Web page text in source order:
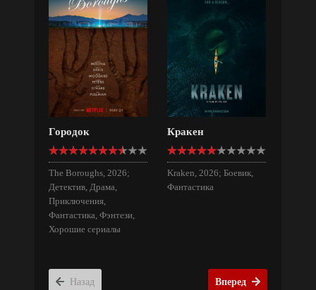
Городок
The Boroughs, 2026;
Детектив, Драма,
Приключения,
Фантастика, Фэнтези,
Хорошие сериалы
Кракен
Kraken, 2026; Боевик,
Фантастика
Назад Вперед